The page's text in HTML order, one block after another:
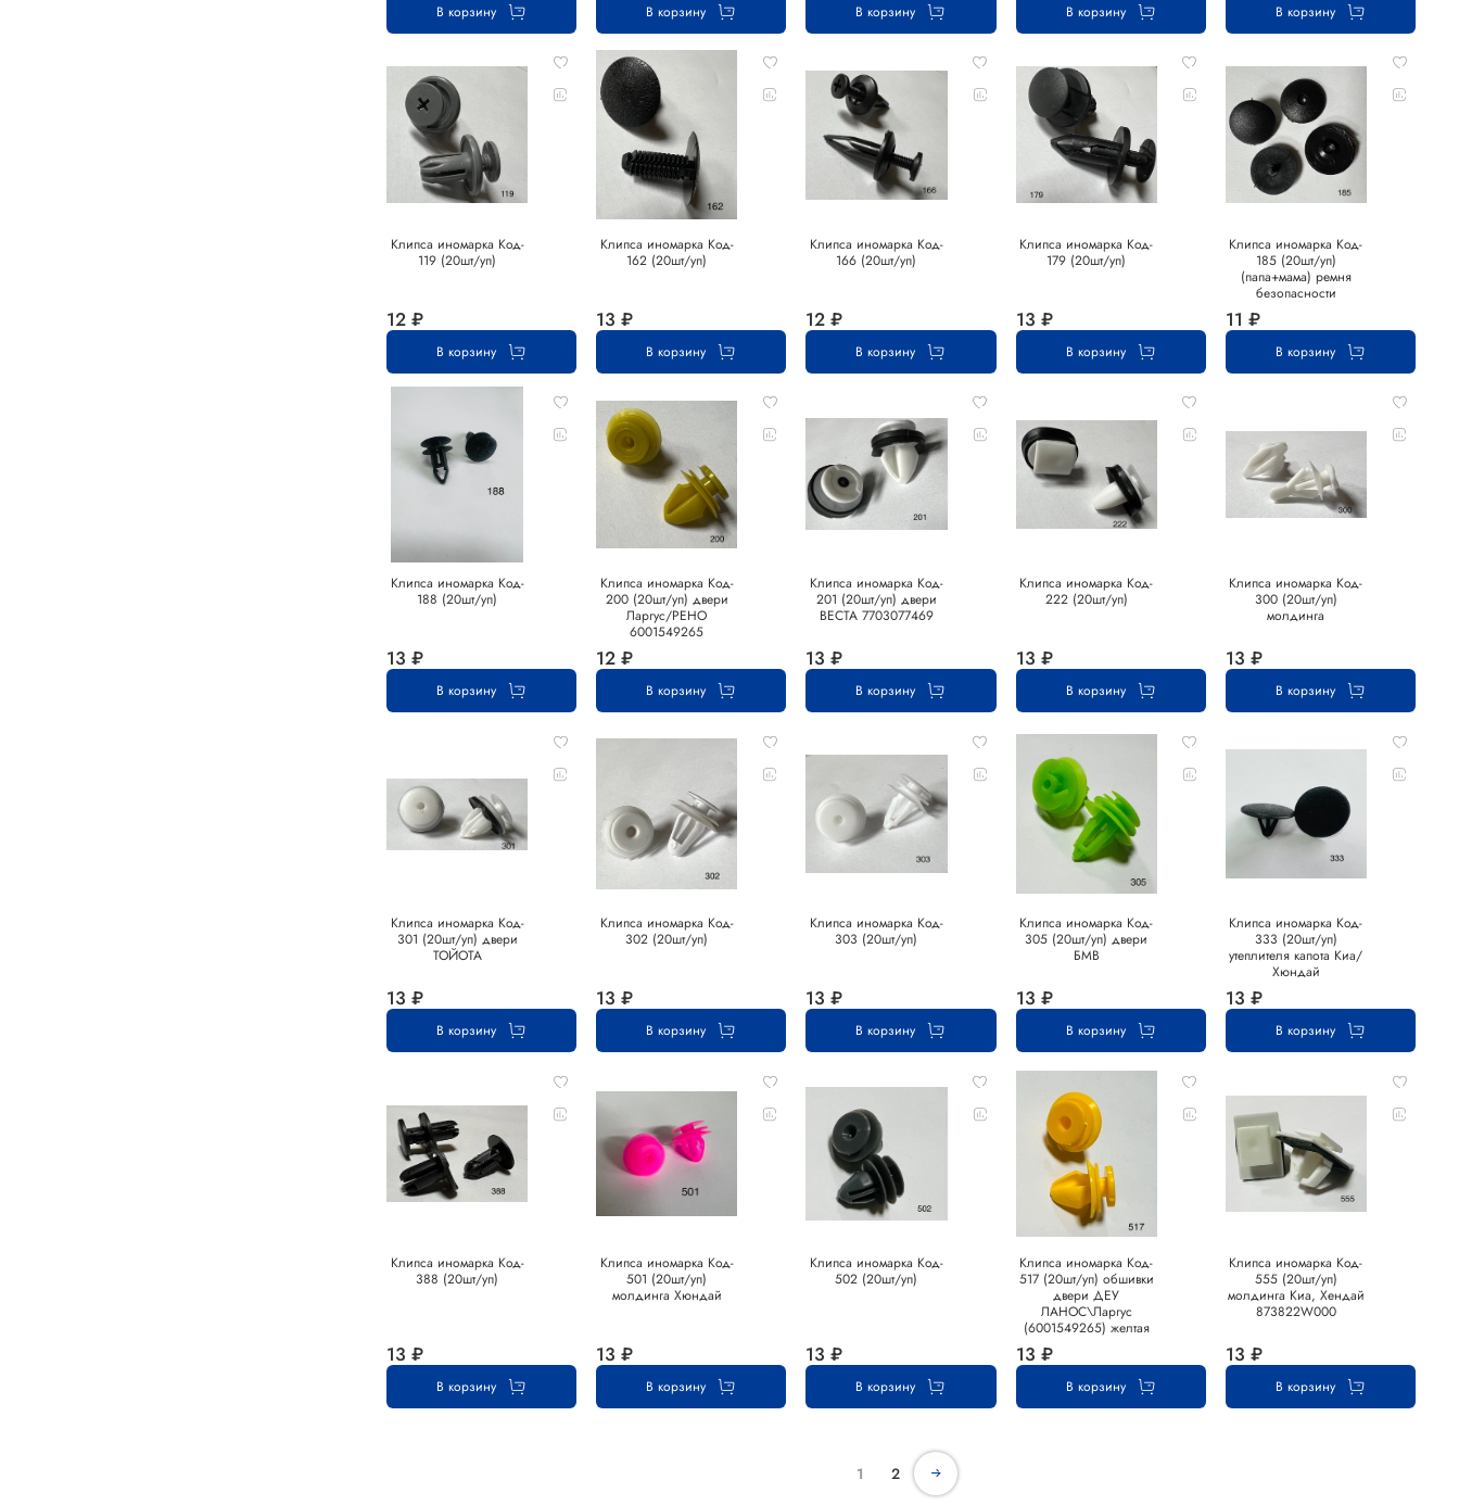
В корзину В корзину В корзину В корзину В корзину
Клипса иномарка Код-
119 (20шт/уп)
12 ₽
В корзину
Клипса иномарка Код-
162 (20шт/уп)
13 ₽
В корзину
Клипса иномарка Код-
166 (20шт/уп)
12 ₽
В корзину
Клипса иномарка Код-
179 (20шт/уп)
13 ₽
В корзину
Клипса иномарка Код-
185 (20шт/уп)
(папа+мама) ремня
безопасности
11 ₽
В корзину
Клипса иномарка Код-
188 (20шт/уп)
13 ₽
В корзину
Клипса иномарка Код-
200 (20шт/уп) двери
Ларгус/РЕНО
6001549265
12 ₽
В корзину
Клипса иномарка Код-
201 (20шт/уп) двери
ВЕСТА 7703077469
13 ₽
В корзину
Клипса иномарка Код-
222 (20шт/уп)
13 ₽
В корзину
Клипса иномарка Код-
300 (20шт/уп)
молдинга
13 ₽
В корзину
Клипса иномарка Код-
301 (20шт/уп) двери
ТОЙОТА
13 ₽
В корзину
Клипса иномарка Код-
302 (20шт/уп)
13 ₽
В корзину
Клипса иномарка Код-
303 (20шт/уп)
13 ₽
В корзину
Клипса иномарка Код-
305 (20шт/уп) двери
БМВ
13 ₽
В корзину
Клипса иномарка Код-
333 (20шт/уп)
утеплителя капота Киа/
Хюндай
13 ₽
В корзину
Клипса иномарка Код-
388 (20шт/уп)
13 ₽
В корзину
Клипса иномарка Код-
501 (20шт/уп)
молдинга Хюндай
13 ₽
В корзину
Клипса иномарка Код-
502 (20шт/уп)
13 ₽
В корзину
Клипса иномарка Код-
517 (20шт/уп) обшивки
двери ДЕУ
ЛАНОС\Ларгус
(6001549265) желтая
13 ₽
В корзину
Клипса иномарка Код-
555 (20шт/уп)
молдинга Киа, Хендай
873822W000
13 ₽
В корзину
1 2